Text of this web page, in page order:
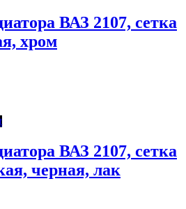
ВАЗ 2107, сетка
хром
ВАЗ 2107, сетка
черная, лак